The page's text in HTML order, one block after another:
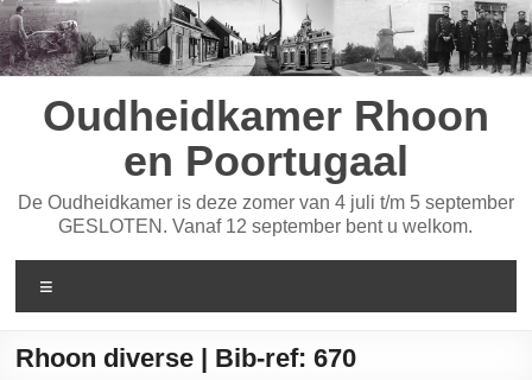
Ga
naar
de
inhoud
Oudheidkamer Rhoon
en Poortugaal
De Oudheidkamer is deze zomer van 4 juli t/m 5 september
GESLOTEN. Vanaf 12 september bent u welkom.
Rhoon diverse | Bib-ref: 670